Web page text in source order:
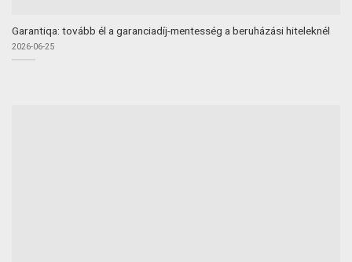
Garantiqa: tovább él a garanciadíj-mentesség a beruházási hiteleknél
2026-06-25